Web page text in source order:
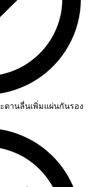
ะดานลื่นเพิ่มแผ่นกันรอง